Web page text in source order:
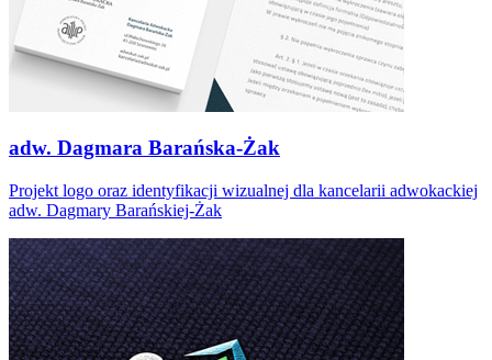
adw. Dagmara Barańska-Żak
Projekt logo oraz identyfikacji wizualnej dla kancelarii adwokackiej
adw. Dagmary Barańskiej-Żak